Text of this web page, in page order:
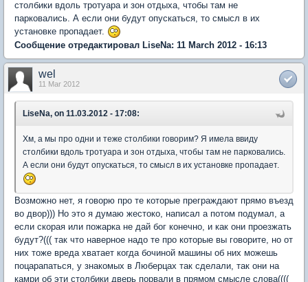
столбики вдоль тротуара и зон отдыха, чтобы там не
парковались. А если они будут опускаться, то смысл в их
установке пропадает.
Сообщение отредактировал LiseNa: 11 March 2012 - 16:13
wel
11 Mar 2012
LiseNa, on 11.03.2012 - 17:08:
Хм, а мы про одни и теже столбики говорим? Я имела ввиду
столбики вдоль тротуара и зон отдыха, чтобы там не парковались.
А если они будут опускаться, то смысл в их установке пропадает.
Возможно нет, я говорю про те которые преграждают прямо въезд
во двор))) Но это я думаю жестоко, написал а потом подумал, а
если скорая или пожарка не дай бог конечно, и как они проезжать
будут?((( так что наверное надо те про которые вы говорите, но от
них тоже вреда хватает когда бочиной машины об них можешь
поцарапаться, у знакомых в Люберцах так сделали, так они на
камри об эти столбики дверь порвали в прямом смысле слова((((